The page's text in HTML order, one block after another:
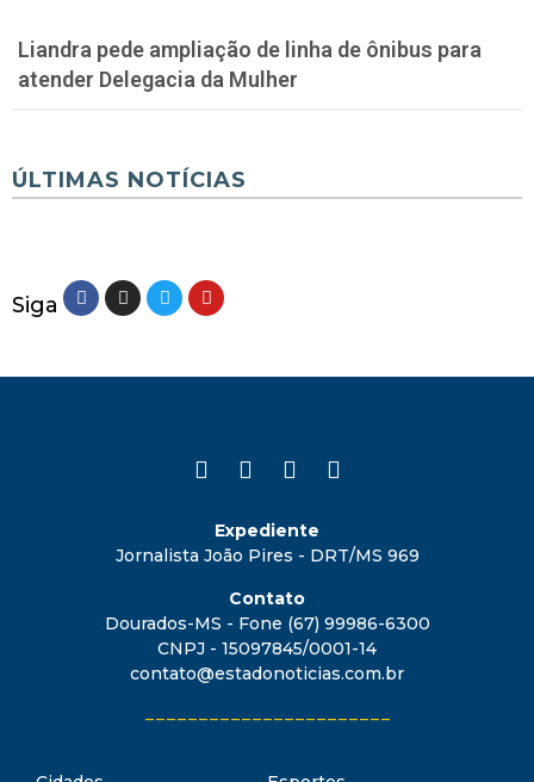
Liandra pede ampliação de linha de ônibus para
atender Delegacia da Mulher
ÚLTIMAS NOTÍCIAS
Siga
Expediente
Jornalista João Pires - DRT/MS 969
Contato
Dourados-MS - Fone (67) 99986-6300
CNPJ - 15097845/0001-14
contato@estadonoticias.com.br